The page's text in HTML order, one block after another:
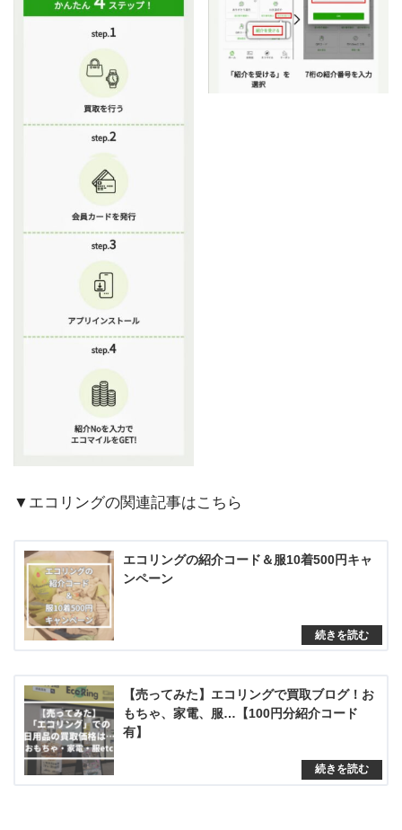
▼エコリングの関連記事はこちら
エコリングの紹介コード＆服10着500円キャ
ンペーン
【売ってみた】エコリングで買取ブログ！お
もちゃ、家電、服…【100円分紹介コード
有】